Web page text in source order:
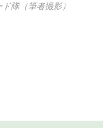
隊（筆者撮影）